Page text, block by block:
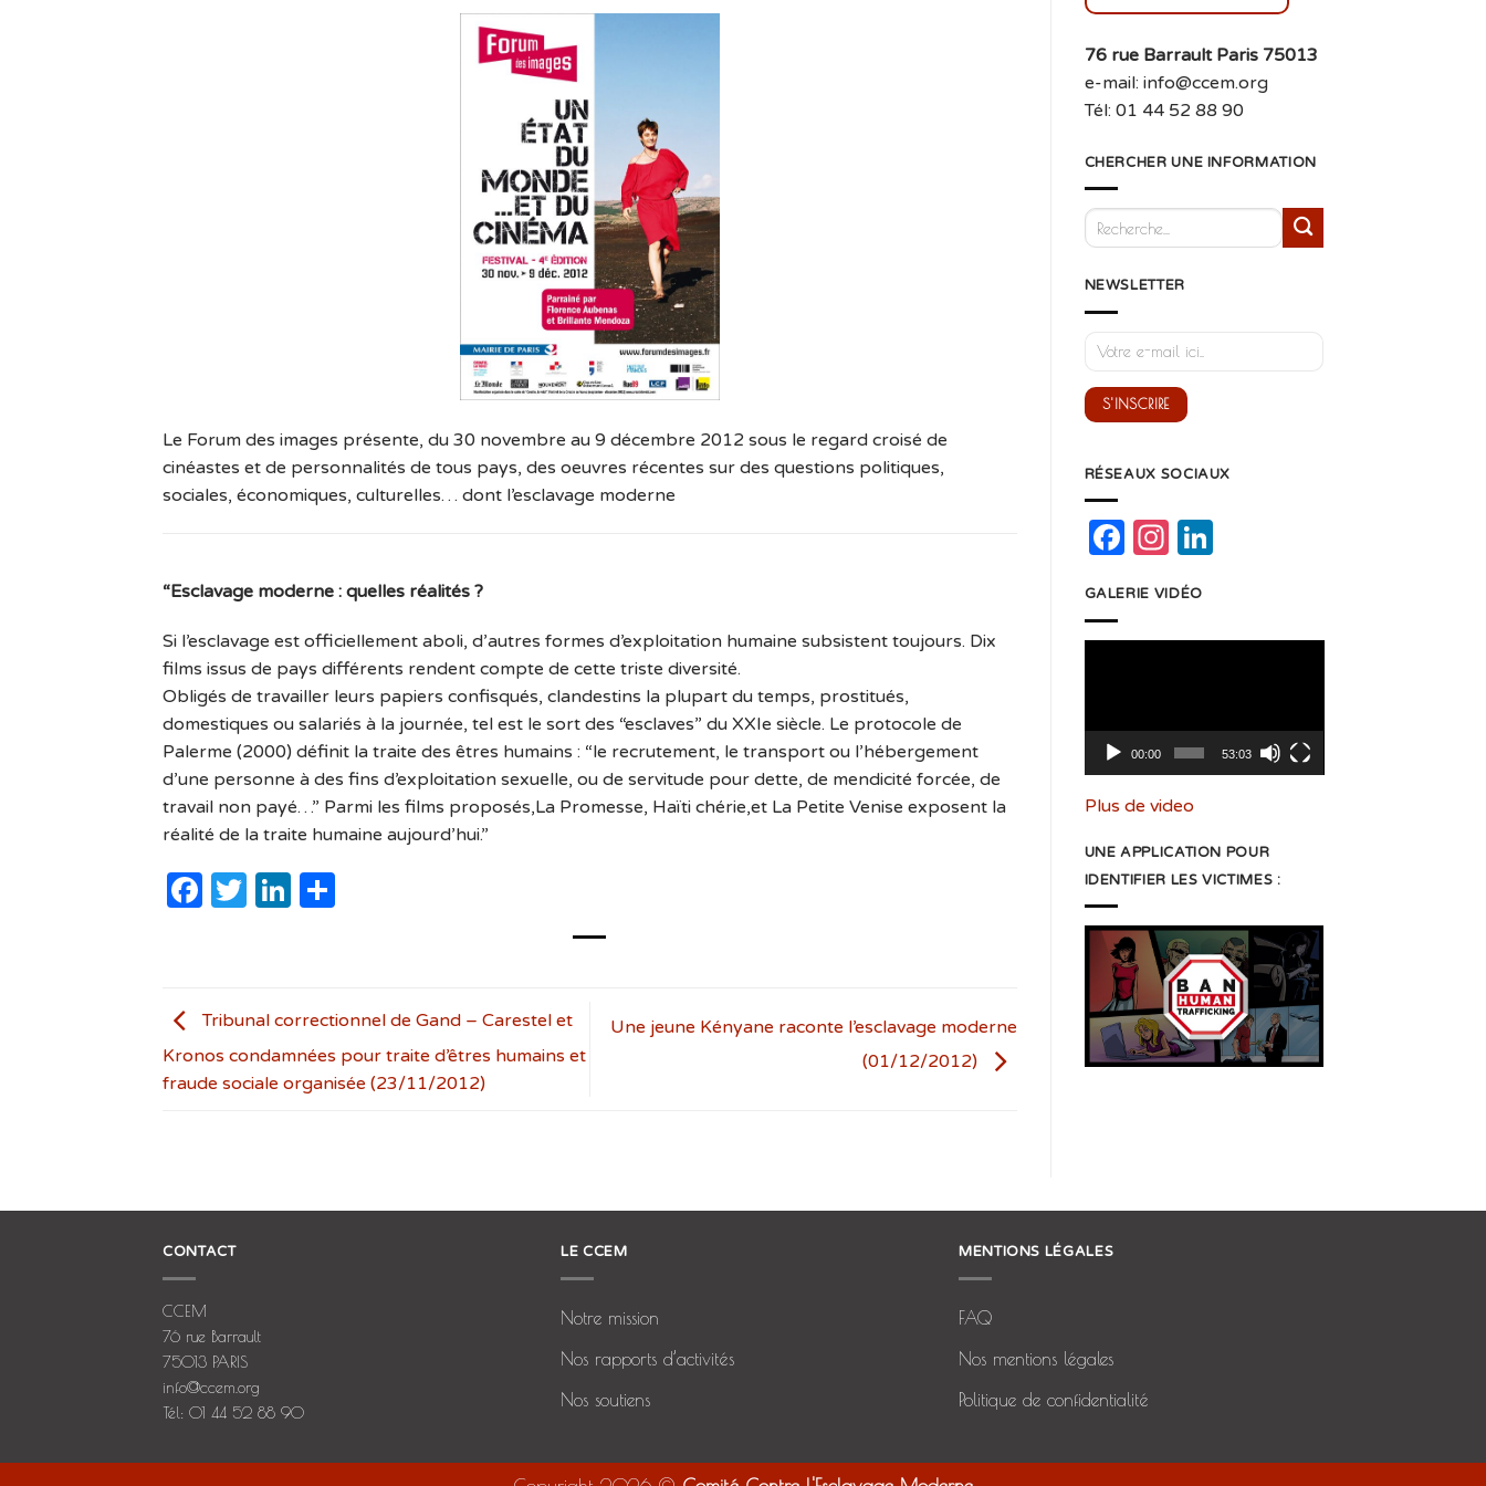
Le Forum des images présente, du 30 novembre au 9 décembre 2012 sous le regard croisé de
cinéastes et de personnalités de tous pays, des oeuvres récentes sur des questions politiques,
sociales, économiques, culturelles… dont l’esclavage moderne
“Esclavage moderne : quelles réalités ?
Si l’esclavage est officiellement aboli, d’autres formes d’exploitation humaine subsistent toujours. Dix
films issus de pays différents rendent compte de cette triste diversité.
Obligés de travailler leurs papiers confisqués, clandestins la plupart du temps, prostitués,
domestiques ou salariés à la journée, tel est le sort des “esclaves” du XXIe siècle. Le protocole de
Palerme (2000) définit la traite des êtres humains : “le recrutement, le transport ou l’hébergement
d’une personne à des fins d’exploitation sexuelle, ou de servitude pour dette, de mendicité forcée, de
travail non payé…” Parmi les films proposés,La Promesse, Haïti chérie,et La Petite Venise exposent la
réalité de la traite humaine aujourd’hui.”
Facebook
TwitterLinkedIn
Tribunal correctionnel de Gand – Carestel et
Kronos condamnées pour traite d’êtres humains et
fraude sociale organisée (23/11/2012)
Une jeune Kényane raconte l’esclavage moderne
(01/12/2012)
76 rue Barrault Paris 75013
e-mail: info@ccem.org
Tél: 01 44 52 88 90
CHERCHER UNE INFORMATION
NEWSLETTER
RÉSEAUX SOCIAUX
Facebook
Instagram
LinkedIn
GALERIE VIDÉO
00:00 53:03
Plus de video
UNE APPLICATION POUR
IDENTIFIER LES VICTIMES :
CONTACT
CCEM
76 rue Barrault
75013 PARIS
info@ccem.org
Tél: 01 44 52 88 90
LE CCEM
Notre mission
Nos rapports d’activités
Nos soutiens
MENTIONS LÉGALES
FAQ
Nos mentions légales
Politique de confidentialité